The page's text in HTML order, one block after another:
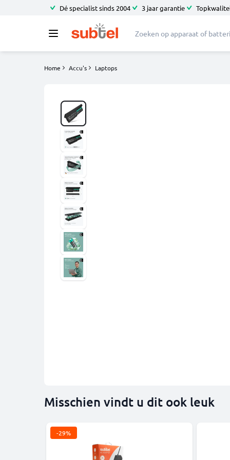
Dé specialist sinds 2004 3 jaar garantie
Home Accu's Laptops
Misschien vindt u dit ook leuk
-29%